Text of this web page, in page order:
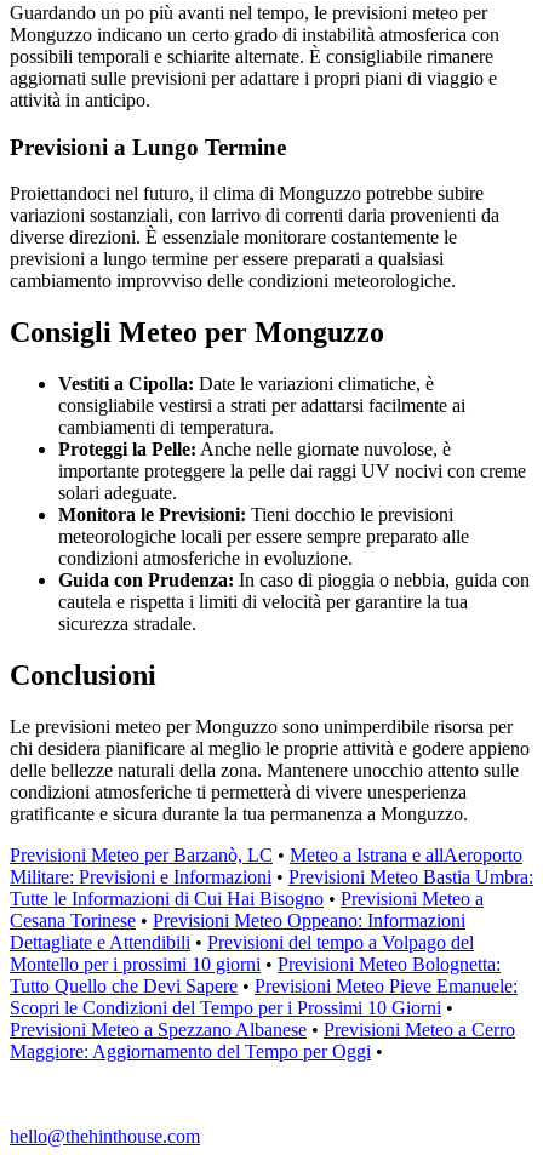
Guardando un po più avanti nel tempo, le previsioni meteo per
Monguzzo indicano un certo grado di instabilità atmosferica con
possibili temporali e schiarite alternate. È consigliabile rimanere
aggiornati sulle previsioni per adattare i propri piani di viaggio e
attività in anticipo.
Previsioni a Lungo Termine
Proiettandoci nel futuro, il clima di Monguzzo potrebbe subire
variazioni sostanziali, con larrivo di correnti daria provenienti da
diverse direzioni. È essenziale monitorare costantemente le
previsioni a lungo termine per essere preparati a qualsiasi
cambiamento improvviso delle condizioni meteorologiche.
Consigli Meteo per Monguzzo
Vestiti a Cipolla: Date le variazioni climatiche, è
consigliabile vestirsi a strati per adattarsi facilmente ai
cambiamenti di temperatura.
Proteggi la Pelle: Anche nelle giornate nuvolose, è
importante proteggere la pelle dai raggi UV nocivi con creme
solari adeguate.
Monitora le Previsioni: Tieni docchio le previsioni
meteorologiche locali per essere sempre preparato alle
condizioni atmosferiche in evoluzione.
Guida con Prudenza: In caso di pioggia o nebbia, guida con
cautela e rispetta i limiti di velocità per garantire la tua
sicurezza stradale.
Conclusioni
Le previsioni meteo per Monguzzo sono unimperdibile risorsa per
chi desidera pianificare al meglio le proprie attività e godere appieno
delle bellezze naturali della zona. Mantenere unocchio attento sulle
condizioni atmosferiche ti permetterà di vivere unesperienza
gratificante e sicura durante la tua permanenza a Monguzzo.
Previsioni Meteo per Barzanò, LC • Meteo a Istrana e allAeroporto
Militare: Previsioni e Informazioni • Previsioni Meteo Bastia Umbra:
Tutte le Informazioni di Cui Hai Bisogno • Previsioni Meteo a
Cesana Torinese • Previsioni Meteo Oppeano: Informazioni
Dettagliate e Attendibili • Previsioni del tempo a Volpago del
Montello per i prossimi 10 giorni • Previsioni Meteo Bolognetta:
Tutto Quello che Devi Sapere • Previsioni Meteo Pieve Emanuele:
Scopri le Condizioni del Tempo per i Prossimi 10 Giorni •
Previsioni Meteo a Spezzano Albanese • Previsioni Meteo a Cerro
Maggiore: Aggiornamento del Tempo per Oggi •
hello@thehinthouse.com